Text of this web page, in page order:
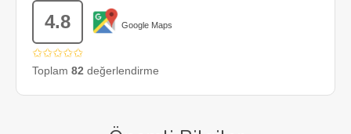
4.8 Google Maps
✩✩✩✩✩
Toplam 82 değerlendirme